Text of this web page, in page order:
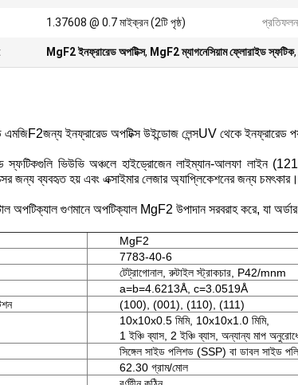
1.37608 @ 0.7 মাইক্রন (2টি পৃষ্ঠ) প্রতিফলন
MgF2 ইনফ্রারেড অপটিক্স, MgF2 ম্যাগনেসিয়াম ফ্লোরাইড স্ফটিক,
এমজিF2জন্য ইনফ্রারেড অপটিক্স উইন্ডোজ লেন্সUV থেকে ইনফ্রারেড
স্ফটিকগুলি ভিউভি অঞ্চলে হাইড্রোজেন লাইম্যান-আলফা লাইন
জন্য ব্যবহৃত হয় এবং এক্সাইমার লেজার অ্যাপ্লিকেশনের জন্য চমৎকার।
অপটিক্যাল গুণমানে অপটিক্যাল MgF2 উপাদান সরবরাহ করে, যা
MgF2
7783-40-6
টেট্রাগোনাল, রুটাইল স্ট্রাকচার, P42/mnm
a=b=4.6213Å, c=3.0519Å
(100), (001), (110), (111)
10x10x0.5 মিমি, 10x10x1.0 মিমি,
1 ইঞ্চি ব্যাস, 2 ইঞ্চি ব্যাস, অন্যান্য মাপ
সিঙ্গেল সাইড পলিশড (SSP) বা ডাবল সাইড
62.30 গ্রাম/মোল